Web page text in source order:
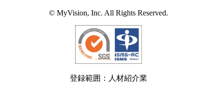
© MyVision, Inc. All Rights Reserved.
登録範囲：人材紹介業